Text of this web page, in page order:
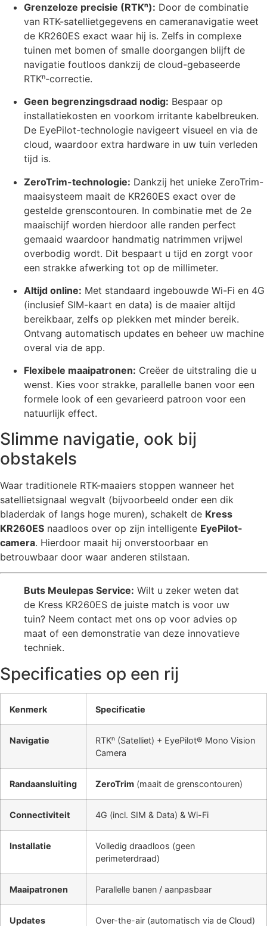
Grenzeloze precisie (RTKⁿ): Door de combinatie
van RTK-satellietgegevens en cameranavigatie weet
de KR260ES exact waar hij is. Zelfs in complexe
tuinen met bomen of smalle doorgangen blijft de
navigatie foutloos dankzij de cloud-gebaseerde
RTKⁿ-correctie.
Geen begrenzingsdraad nodig: Bespaar op
installatiekosten en voorkom irritante kabelbreuken.
De EyePilot-technologie navigeert visueel en via de
cloud, waardoor extra hardware in uw tuin verleden
tijd is.
ZeroTrim-technologie: Dankzij het unieke ZeroTrim-
maaisysteem maait de KR260ES exact over de
gestelde grenscontouren. In combinatie met de 2e
maaischijf worden hierdoor alle randen perfect
gemaaid waardoor handmatig natrimmen vrijwel
overbodig wordt. Dit bespaart u tijd en zorgt voor
een strakke afwerking tot op de millimeter.
Altijd online: Met standaard ingebouwde Wi-Fi en 4G
(inclusief SIM-kaart en data) is de maaier altijd
bereikbaar, zelfs op plekken met minder bereik.
Ontvang automatisch updates en beheer uw machine
overal via de app.
Flexibele maaipatronen: Creëer de uitstraling die u
wenst. Kies voor strakke, parallelle banen voor een
formele look of een gevarieerd patroon voor een
natuurlijk effect.
Slimme navigatie, ook bij
obstakels
Waar traditionele RTK-maaiers stoppen wanneer het
satellietsignaal wegvalt (bijvoorbeeld onder een dik
bladerdak of langs hoge muren), schakelt de Kress
KR260ES naadloos over op zijn intelligente EyePilot-
camera. Hierdoor maait hij onverstoorbaar en
betrouwbaar door waar anderen stilstaan.
Buts Meulepas Service: Wilt u zeker weten dat
de Kress KR260ES de juiste match is voor uw
tuin? Neem contact met ons op voor advies op
maat of een demonstratie van deze innovatieve
techniek.
Specificaties op een rij
Kenmerk Specificatie
Navigatie
RTKⁿ (Satelliet) + EyePilot® Mono Vision
Camera
Randaansluiting ZeroTrim (maait de grenscontouren)
Connectiviteit 4G (incl. SIM & Data) & Wi-Fi
Installatie
Volledig draadloos (geen
perimeterdraad)
Maaipatronen Parallelle banen / aanpasbaar
Updates Over-the-air (automatisch via de Cloud)